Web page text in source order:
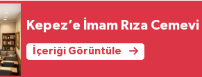
Kepez’e İmam Rıza
İçeriği Görüntüle